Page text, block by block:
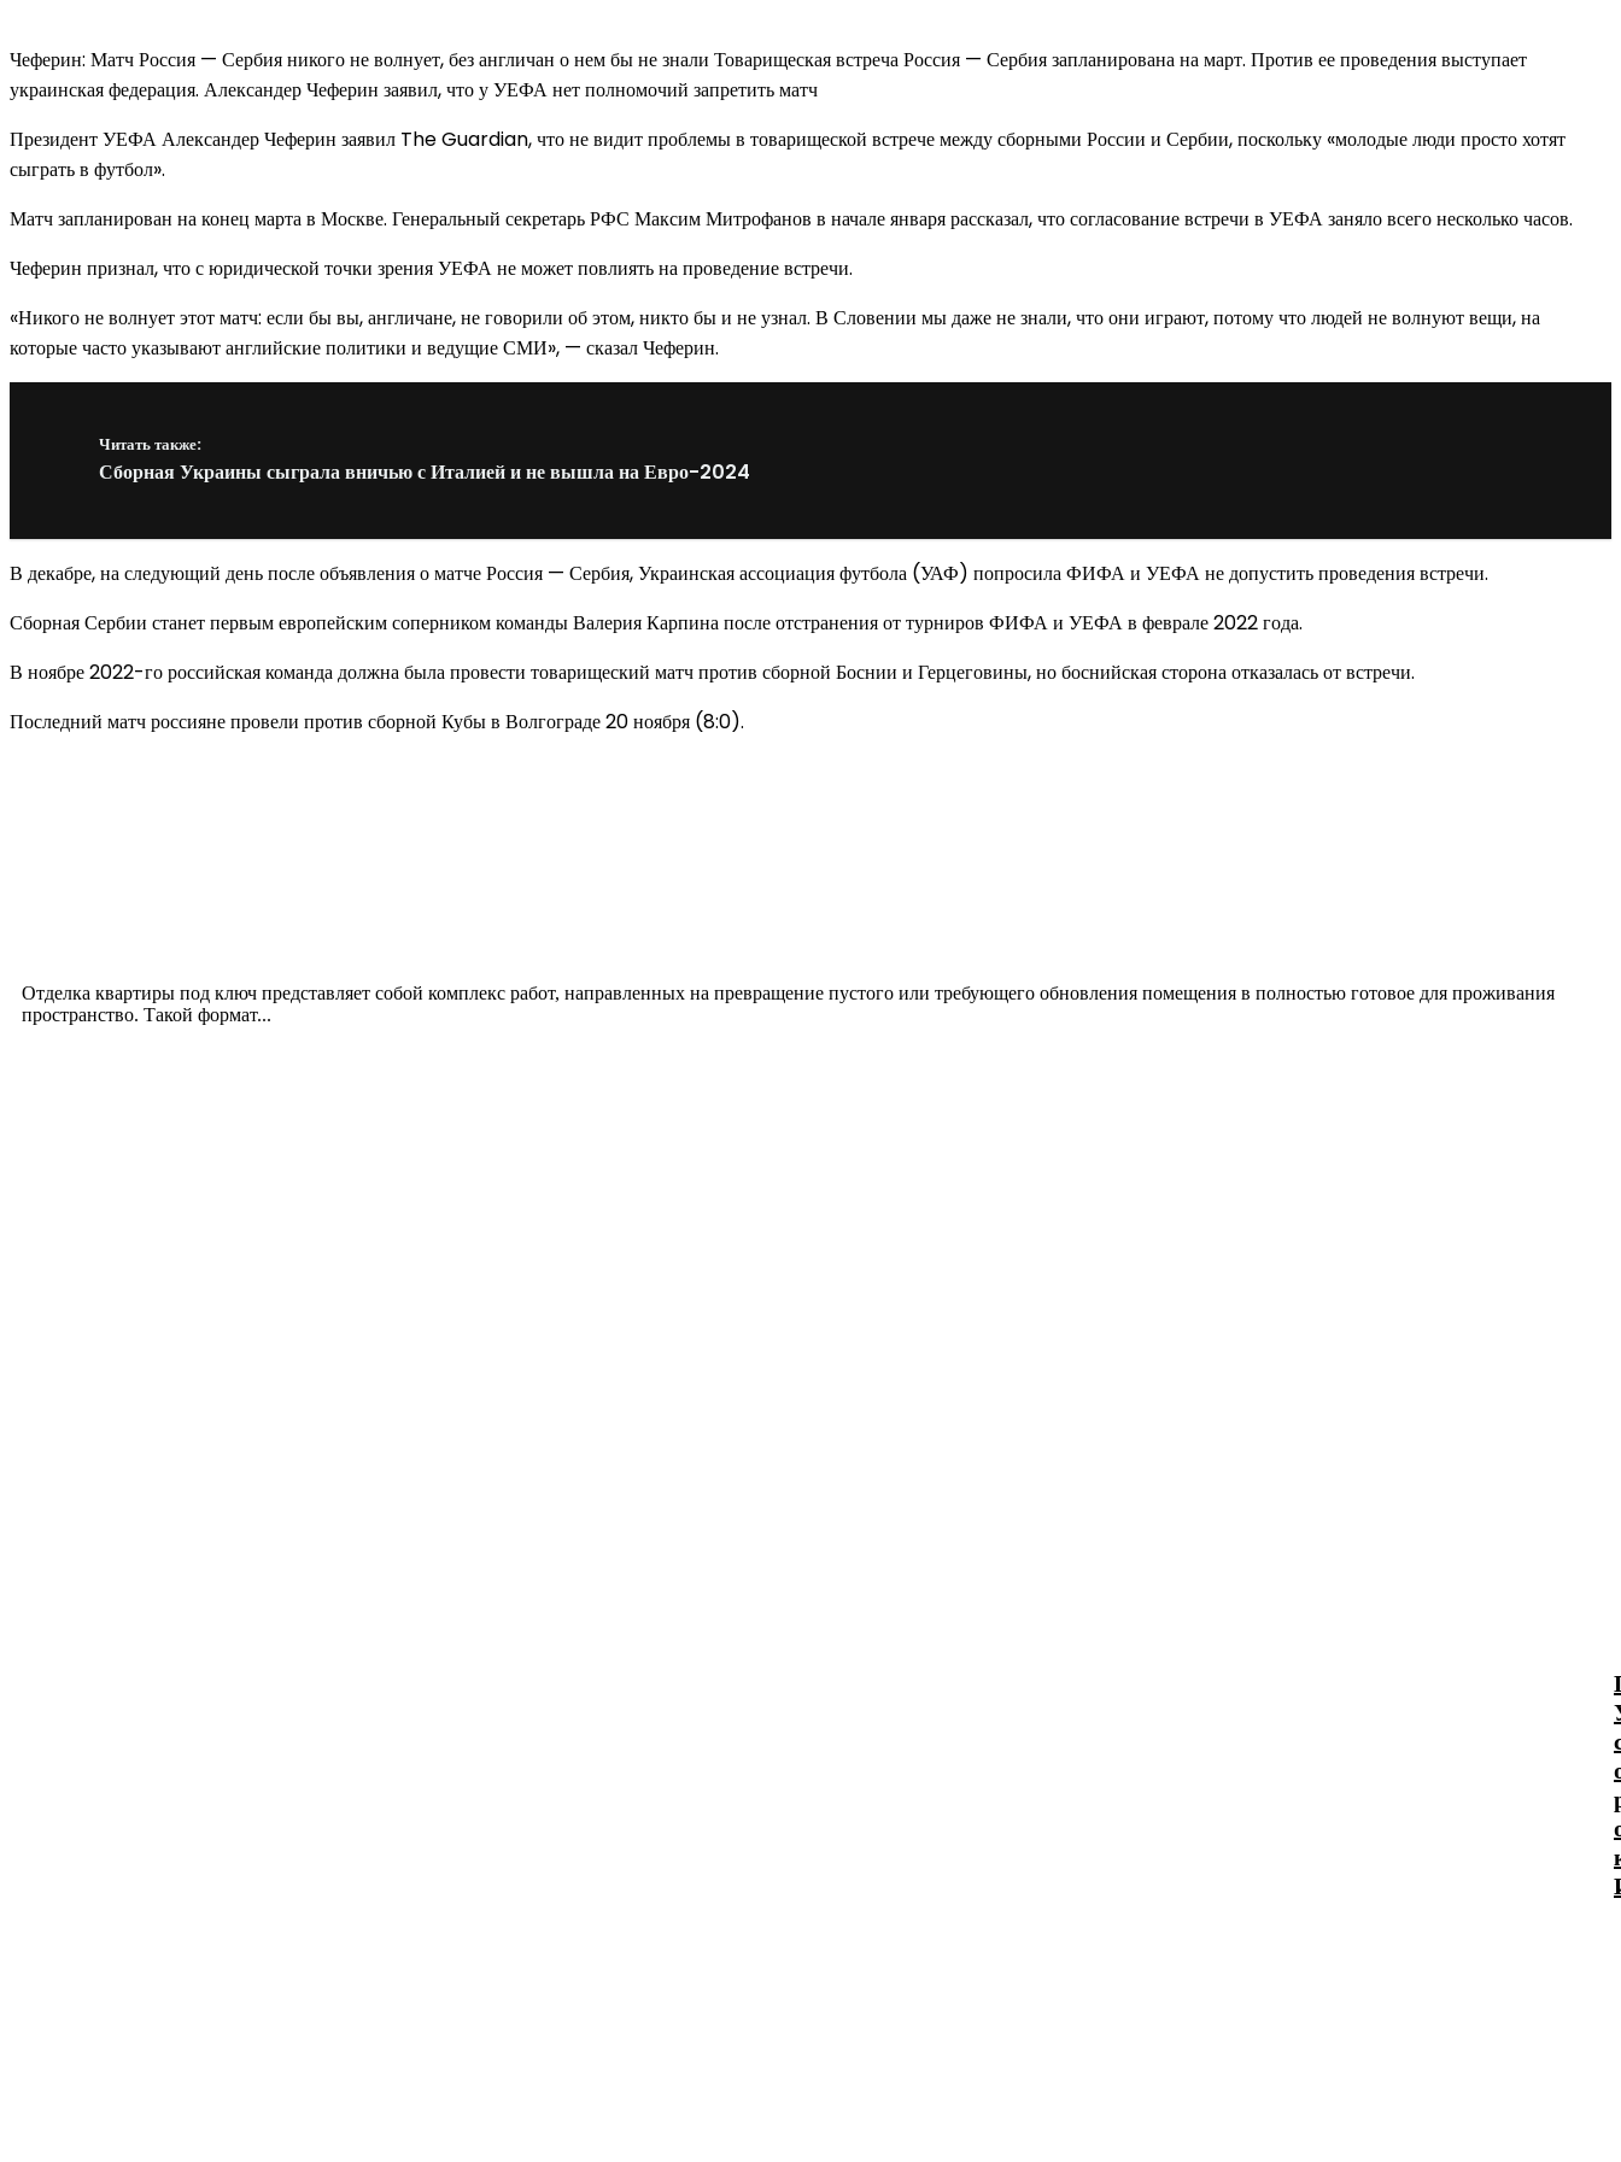
Чеферин: Матч Россия — Сербия никого не волнует, без англичан о нем бы не знали Товарищеская встреча Россия — Сербия запланирована на март. Против ее проведения выступает
украинская федерация. Александер Чеферин заявил, что у УЕФА нет полномочий запретить матч
Президент УЕФА Александер Чеферин заявил The Guardian, что не видит проблемы в товарищеской встрече между сборными России и Сербии, поскольку «молодые люди просто хотят
сыграть в футбол».
Матч запланирован на конец марта в Москве. Генеральный секретарь РФС Максим Митрофанов в начале января рассказал, что согласование встречи в УЕФА заняло всего несколько часов.
Чеферин признал, что с юридической точки зрения УЕФА не может повлиять на проведение встречи.
«Никого не волнует этот матч: если бы вы, англичане, не говорили об этом, никто бы и не узнал. В Словении мы даже не знали, что они играют, потому что людей не волнуют вещи, на
которые часто указывают английские политики и ведущие СМИ», — сказал Чеферин.
Читать также:
Сборная Украины сыграла вничью с Италией и не вышла на Евро-2024
В декабре, на следующий день после объявления о матче Россия — Сербия, Украинская ассоциация футбола (УАФ) попросила ФИФА и УЕФА не допустить проведения встречи.
Сборная Сербии станет первым европейским соперником команды Валерия Карпина после отстранения от турниров ФИФА и УЕФА в феврале 2022 года.
В ноябре 2022-го российская команда должна была провести товарищеский матч против сборной Боснии и Герцеговины, но боснийская сторона отказалась от встречи.
Последний матч россияне провели против сборной Кубы в Волгограде 20 ноября (8:0).
Отделка квартиры под ключ представляет собой комплекс работ, направленных на превращение пустого или требующего обновления помещения в полностью готовое для проживания
пространство. Такой формат...